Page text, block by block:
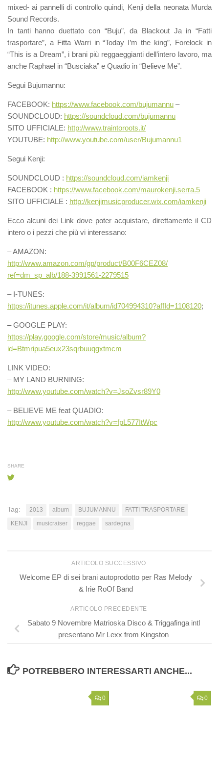
mixed- ai pannelli di controllo quindi, Kenji della neonata Murda
Sound Records.
In tanti hanno duettato con “Buju”, da Blackout Ja in “Fatti
trasportare”, a Fitta Warri in “Today I’m the king”, Forelock in
“This is a Dream”, i brani più reggaeggianti dell’intero lavoro, ma
anche Raphael in “Busciaka” e Quadio in “Believe Me”.
Segui Bujumannu:
FACEBOOK: https://www.facebook.com/bujumannu –
SOUNDCLOUD: https://soundcloud.com/bujumannu
SITO UFFICIALE: http://www.traintoroots.it/
YOUTUBE: http://www.youtube.com/user/Bujumannu1
Segui Kenji:
SOUNDCLOUD : https://soundcloud.com/iamkenji
FACEBOOK : https://www.facebook.com/maurokenji.serra.5
SITO UFFICIALE : http://kenjimusicproducer.wix.com/iamkenji
Ecco alcuni dei Link dove poter acquistare, direttamente il CD
intero o i pezzi che più vi interessano:
– AMAZON:
http://www.amazon.com/gp/product/B00F6CEZ08/
ref=dm_sp_alb/188-3991561-2279515
– I-TUNES:
https://itunes.apple.com/it/album/id704994310?affId=1108120;
– GOOGLE PLAY:
https://play.google.com/store/music/album?
id=Btmripua5eux23sqrbuuqgxtmcm
LINK VIDEO:
– MY LAND BURNING:
http://www.youtube.com/watch?v=JsoZvsr89Y0
– BELIEVE ME feat QUADIO:
http://www.youtube.com/watch?v=fpL577ItWpc
SHARE
Tag: 2013 album BUJUMANNU
FATTI TRASPORTARE
KENJI
musicraiser reggae sardegna
ARTICOLO SUCCESSIVO
Welcome EP di sei brani autoprodotto per Ras Melody
& Irie RoOf Band
ARTICOLO PRECEDENTE
Sabato 9 Novembre Matrioska Disco & Triggafinga intl
presentano Mr Lexx from Kingston
POTREBBERO INTERESSARTI ANCHE...
0 0